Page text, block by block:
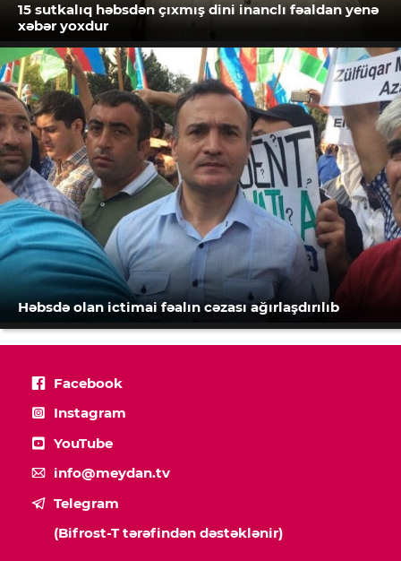
15 sutkalıq həbsdən çıxmış dini inanclı fəaldan yenə
xəbər yoxdur
Həbsdə olan ictimai fəalın cəzası ağırlaşdırılıb
Facebook
Instagram
YouTube
info@meydan.tv
Telegram
(Bifrost-T tərəfindən dəstəklənir)